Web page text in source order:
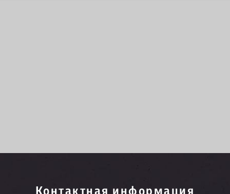
Контактная информация